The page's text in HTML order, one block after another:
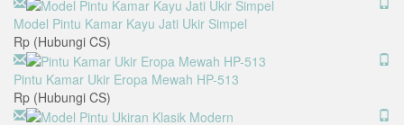
Model Pintu Kamar Kayu Jati Ukir Simpel
Rp (Hubungi CS)
Pintu Kamar Ukir Eropa Mewah HP-513
Rp (Hubungi CS)